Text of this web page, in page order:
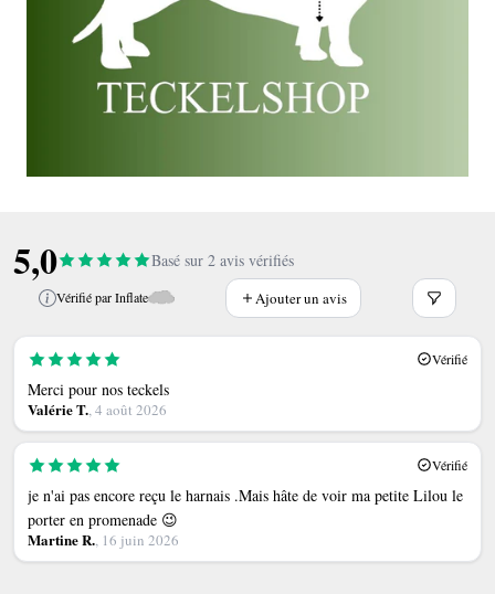
5,0 Basé sur 2 avis vérifiés
Vérifié par Inflate Ajouter un avis
Vérifié
Merci pour nos teckels
Valérie T., 4 août 2026
Vérifié
je n'ai pas encore reçu le harnais .Mais hâte de voir ma petite Lilou le
porter en promenade 😉
Martine R., 16 juin 2026